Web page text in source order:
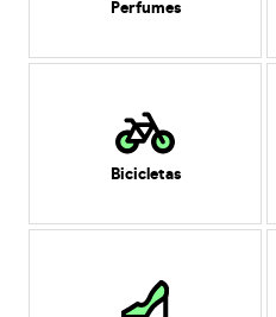
Perfumes
Bicicletas